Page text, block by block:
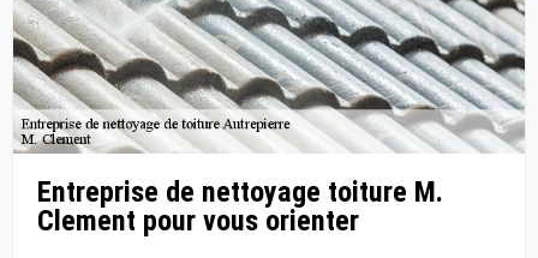
Entreprise de nettoyage toiture M.
Clement pour vous orienter